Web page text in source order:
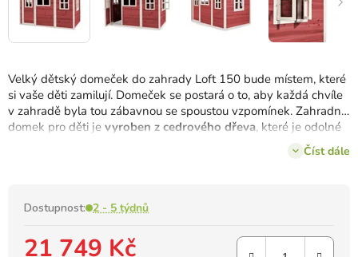
Velký dětský domeček do zahrady Loft 150 bude místem, které
si vaše děti zamilují. Domeček se postará o to, aby každá chvíle
v zahradě byla tou zábavnou se spoustou vzpomínek. Zahradní
domek pro děti je vyroben z cedrového dřeva, které je odolné
Číst dále
Dostupnost: 2 - 5 týdnů
21 749 Kč